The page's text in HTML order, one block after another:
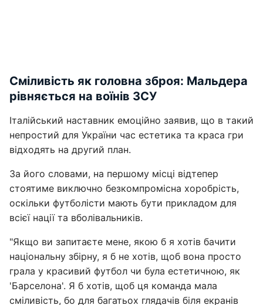
Сміливість як головна зброя: Мальдера
рівняється на воїнів ЗСУ
Італійський наставник емоційно заявив, що в такий
непростий для України час естетика та краса гри
відходять на другий план.
За його словами, на першому місці відтепер
стоятиме виключно безкомпромісна хоробрість,
оскільки футболісти мають бути прикладом для
всієї нації та вболівальників.
"Якщо ви запитаєте мене, якою б я хотів бачити
національну збірну, я б не хотів, щоб вона просто
грала у красивий футбол чи була естетичною, як
'Барселона'. Я б хотів, щоб ця команда мала
сміливість, бо для багатьох глядачів біля екранів